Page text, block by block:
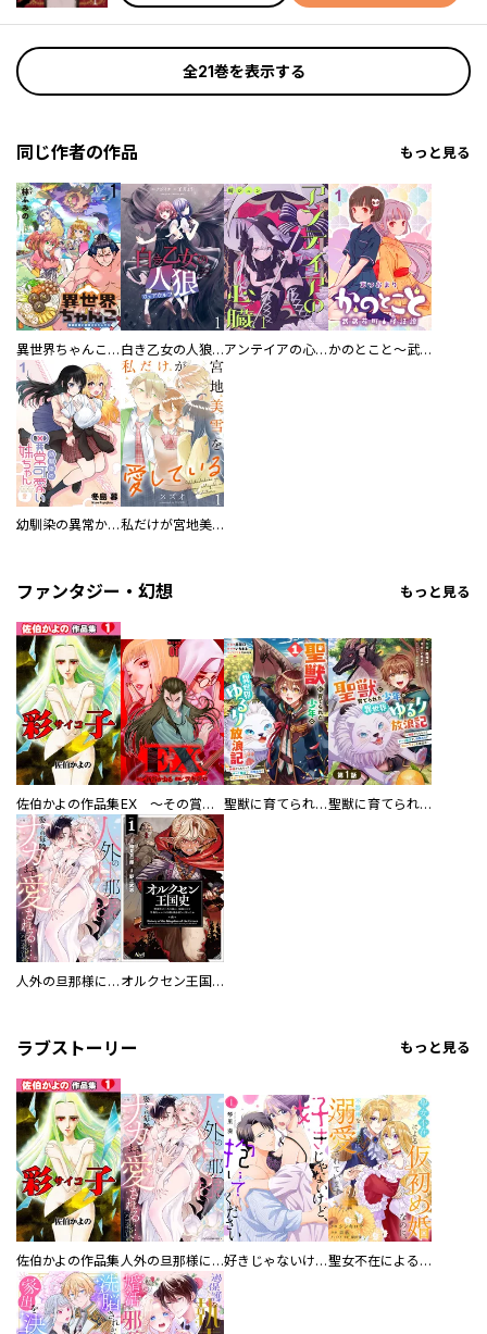
全21巻を表示する
同じ作者の作品 もっと見る
異世界ちゃんこ～横綱目前に召喚されたんだが～ 【連載版】 白き乙女の人狼（ウェアウルフ） 【連載版】 アンテイアの心臓 【連載版】 かのとこと～武蔵花町怪話譚～ 【連載版】
幼馴染の異常かわいい妹ちゃん 【連載版】 私だけが宮地美雪を愛している 【連載版】
ファンタジー・幻想 もっと見る
佐伯かよの作品集 EX ～その賞金稼ぎは、世界の出口を探す～【単行本版】 聖獣に育てられた少年の異世界ゆるり放浪記～神様からもらったチート魔法で、仲間たちとスローライフを満喫中～ 聖獣に育てられた少年の異世界ゆるり放浪記～神様からもらったチート魔法で、仲間たちとスローライフを満喫中～【分冊版】
人外の旦那様に娶られ毎晩ナカまで愛される…。アンソロジー オルクセン王国史
ラブストーリー もっと見る
佐伯かよの作品集 人外の旦那様に娶られ毎晩ナカまで愛される…。アンソロジー 好きじゃないけど、抱いてください【電子単行本版／特典おまけ付き】 聖女不在による仮初め婚なのに、不器用な王太子に溺愛されています【電子単行本版／特典おまけ付き】